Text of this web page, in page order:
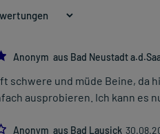
5.0
Anonym aus Bad Neustadt
schwere und müde Beine, da
ausprobieren. Ich kann es
4.0
Anonym aus Bad Lausick